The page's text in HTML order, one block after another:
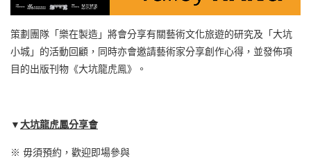
策劃團隊「樂在製造」將會分享有關藝術文化旅遊的研究及「大坑
小城」的活動回顧，同時亦會邀請藝術家分享創作心得，並發佈項
目的出版刊物《大坑龍虎鳯》。
▼大坑龍虎鳳分享會
※ 毋須預約，歡迎即場參與